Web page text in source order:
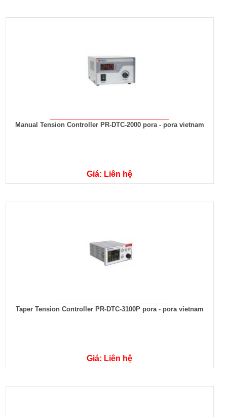
Manual Tension Controller PR-DTC-2000 pora - pora vietnam
Giá: Liên hệ
Taper Tension Controller PR-DTC-3100P pora - pora vietnam
Giá: Liên hệ